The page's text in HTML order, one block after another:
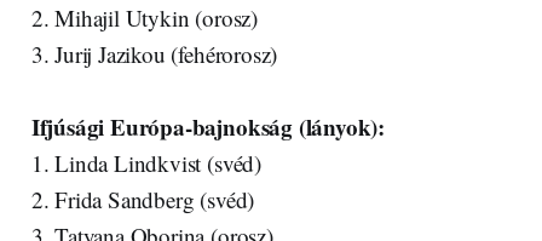
2. Mihajil Utykin (orosz)
3. Jurij Jazikou (fehérorosz)
Ifjúsági Európa-bajnokság (lányok):
1. Linda Lindkvist (svéd)
2. Frida Sandberg (svéd)